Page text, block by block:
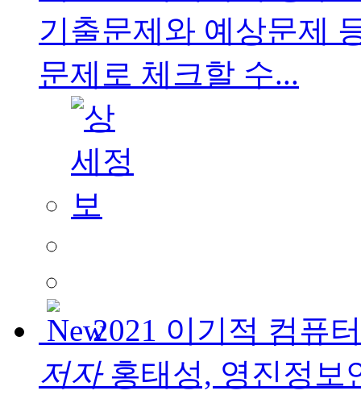
기출문제와 예상문제
문제로 체크할 수...
2021 이기적 컴퓨
저자홍태성, 영진정보